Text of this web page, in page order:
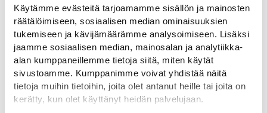
Käytämme evästeitä tarjoamamme sisällön ja mainosten
räätälöimiseen, sosiaalisen median ominaisuuksien
tukemiseen ja kävijämäärämme analysoimiseen. Lisäksi
jaamme sosiaalisen median, mainosalan ja analytiikka-
alan kumppaneillemme tietoja siitä, miten käytät
sivustoamme. Kumppanimme voivat yhdistää näitä
tietoja muihin tietoihin, joita olet antanut heille tai joita on
kerätty, kun olet käyttänyt heidän palvelujaan.
Toimi näin
Hae tukea hyvissä ajoin ennen työsuhteen alkamista.
Työsuhde voi alkaa vasta, kun tuesta on annettu päätös.
Myönnetty tuki maksetaan jälkikäteen niin, että
maksatusjaksoon sisällytetään yhden kalenterikuukauden